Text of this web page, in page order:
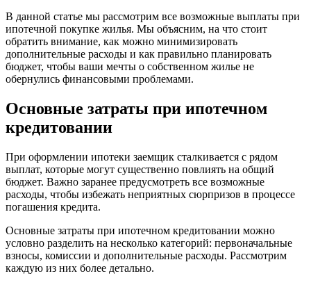
В данной статье мы рассмотрим все возможные выплаты при
ипотечной покупке жилья. Мы объясним, на что стоит
обратить внимание, как можно минимизировать
дополнительные расходы и как правильно планировать
бюджет, чтобы ваши мечты о собственном жилье не
обернулись финансовыми проблемами.
Основные затраты при ипотечном
кредитовании
При оформлении ипотеки заемщик сталкивается с рядом
выплат, которые могут существенно повлиять на общий
бюджет. Важно заранее предусмотреть все возможные
расходы, чтобы избежать неприятных сюрпризов в процессе
погашения кредита.
Основные затраты при ипотечном кредитовании можно
условно разделить на несколько категорий: первоначальные
взносы, комиссии и дополнительные расходы. Рассмотрим
каждую из них более детально.